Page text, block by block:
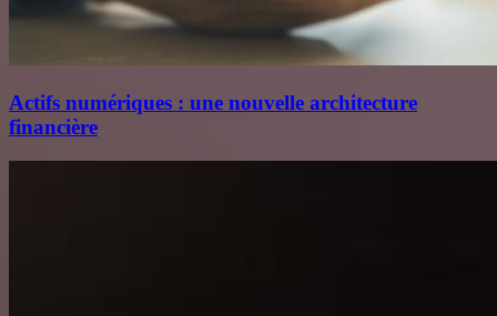
Actifs numériques : une nouvelle architecture
financière